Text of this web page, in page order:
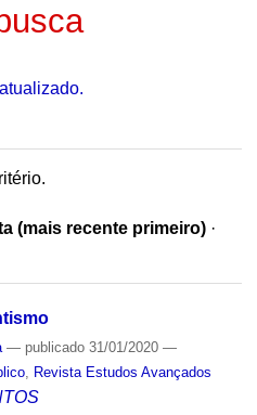
(mais recente primeiro) ·
— publicado31/01/2020 —
, Revista Estudos Avançados